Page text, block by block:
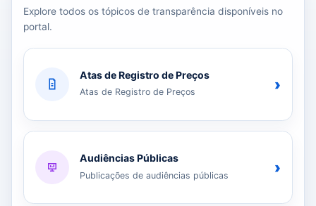
Explore todos os tópicos de transparência disponíveis no
portal.
Atas de Registro de Preços
Atas de Registro de Preços ›
Audiências Públicas
Publicações de audiências públicas ›